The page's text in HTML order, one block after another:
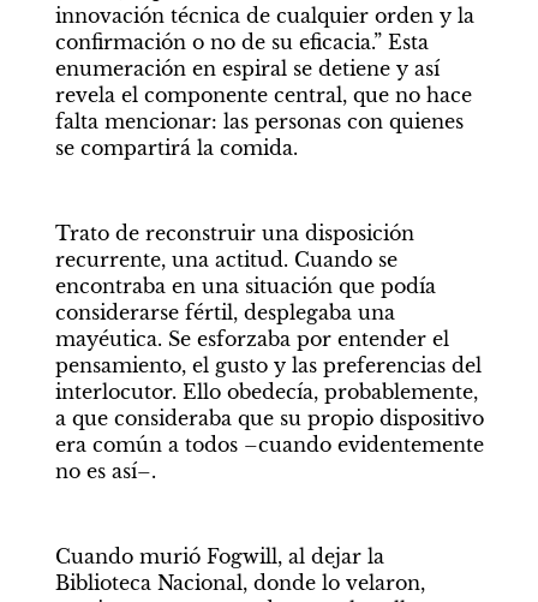
innovación técnica de cualquier orden y la
confirmación o no de su eficacia.” Esta
enumeración en espiral se detiene y así
revela el componente central, que no hace
falta mencionar: las personas con quienes
se compartirá la comida.
Trato de reconstruir una disposición
recurrente, una actitud. Cuando se
encontraba en una situación que podía
considerarse fértil, desplegaba una
mayéutica. Se esforzaba por entender el
pensamiento, el gusto y las preferencias del
interlocutor. Ello obedecía, probablemente,
a que consideraba que su propio dispositivo
era común a todos –cuando evidentemente
no es así–.
Cuando murió Fogwill, al dejar la
Biblioteca Nacional, donde lo velaron,